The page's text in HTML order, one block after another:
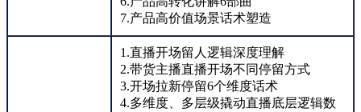
7.产品高价值场景话术塑造
1.直播开场留人逻辑深度理解
2.带货主播直播开场不同停留方式
3.开场拉新停留6个维度话术
4.多维度、多层级撬动直播底层逻辑数